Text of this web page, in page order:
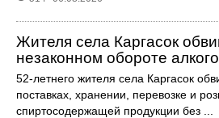
Жителя села Каргасок
незаконном обороте
52-летнего жителя села Каргасок
поставках, хранении, перевозке и
спиртосодержащей продукции без ...